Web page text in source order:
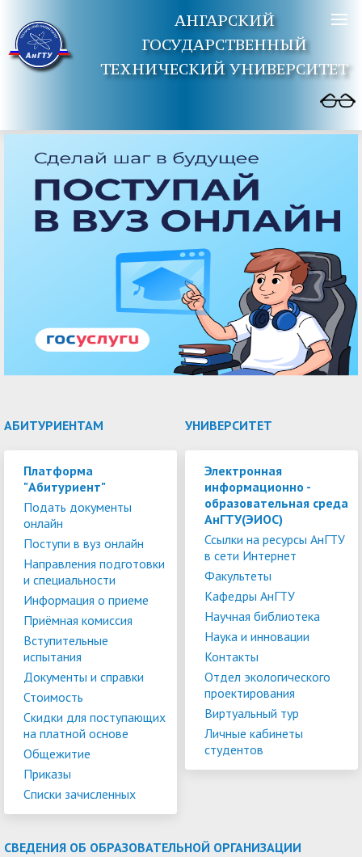
АНГАРСКИЙ
ГОСУДАРСТВЕННЫЙ
ТЕХНИЧЕСКИЙ УНИВЕРСИТЕТ
АБИТУРИЕНТАМ
Платформа
"Абитуриент"
Подать документы
онлайн
Поступи в вуз онлайн
Направления подготовки
и специальности
Информация о приеме
Приёмная комиссия
Вступительные
испытания
Документы и справки
Стоимость
Скидки для поступающих
на платной основе
Общежитие
Приказы
Списки зачисленных
УНИВЕРСИТЕТ
Электронная
информационно -
образовательная среда
АнГТУ(ЭИОС)
Ссылки на ресурсы АнГТУ
в сети Интернет
Факультеты
Кафедры АнГТУ
Научная библиотека
Наука и инновации
Контакты
Отдел экологического
проектирования
Виртуальный тур
Личные кабинеты
студентов
СВЕДЕНИЯ ОБ ОБРАЗОВАТЕЛЬНОЙ ОРГАНИЗАЦИИ